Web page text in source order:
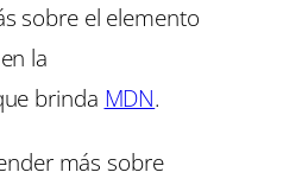
sobre el elemento
la
brinda MDN.
más sobre